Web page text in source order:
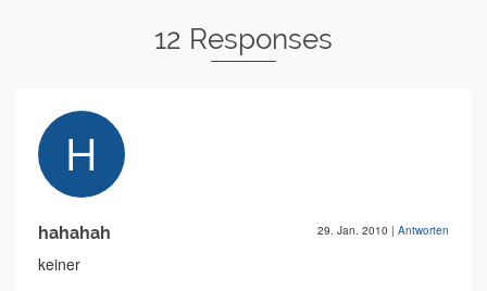
12 Responses
hahahah 29. Jan. 2010 | Antworten
keiner